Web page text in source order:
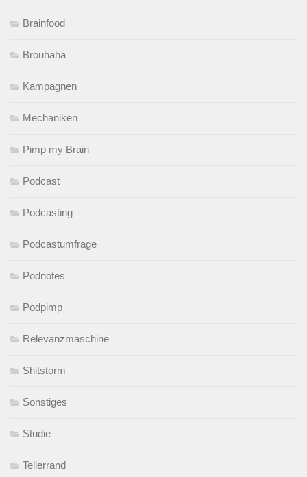
Brainfood
Brouhaha
Kampagnen
Mechaniken
Pimp my Brain
Podcast
Podcasting
Podcastumfrage
Podnotes
Podpimp
Relevanzmaschine
Shitstorm
Sonstiges
Studie
Tellerrand